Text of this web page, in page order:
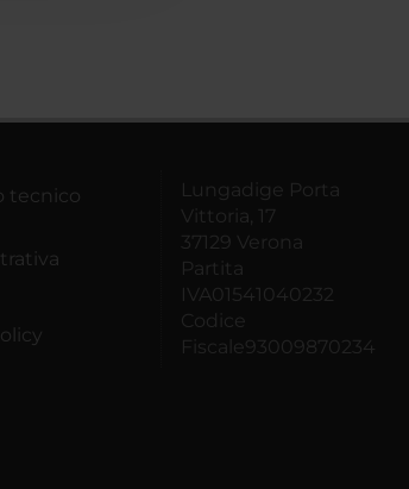
tecnico
Lungadige Porta
Vittoria, 17
37129 Verona
Partita
IVA01541040232
Codice
Fiscale93009870234